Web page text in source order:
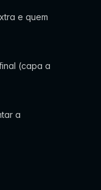
e quem
(capa a
a